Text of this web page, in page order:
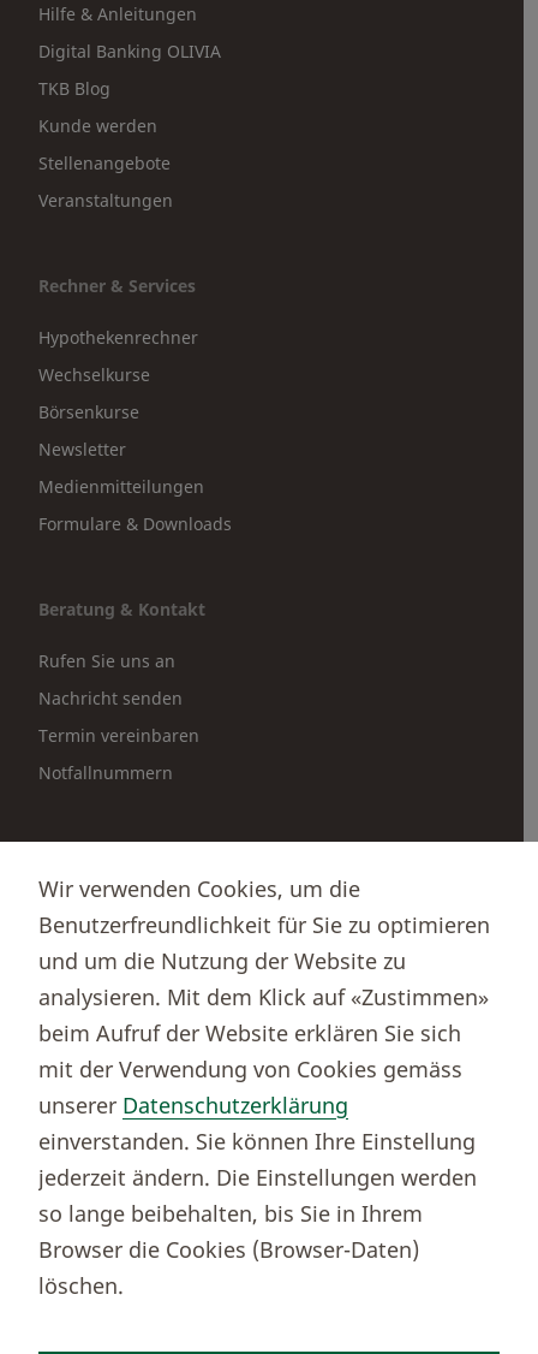
Hilfe & Anleitungen
Digital Banking OLIVIA
TKB Blog
Kunde werden
Stellenangebote
Veranstaltungen
Rechner & Services
Hypothekenrechner
Wechselkurse
Börsenkurse
Newsletter
Medienmitteilungen
Formulare & Downloads
Beratung & Kontakt
Rufen Sie uns an
Nachricht senden
Termin vereinbaren
Notfallnummern
Börsenportal Yourmoney
Thurgauer Kantonalbank
Bankenclearingnr.
784
BIC (SWIFT)
KBTGCH22
Weitere TKB Nummern
Rechtliche Hinweise
Barrierefreiheit
Cookie-Einstellungen
Wir verwenden Cookies, um die
Benutzerfreundlichkeit für Sie zu optimieren
und um die Nutzung der Website zu
analysieren. Mit dem Klick auf «Zustimmen»
beim Aufruf der Website erklären Sie sich
mit der Verwendung von Cookies gemäss
unserer Datenschutzerklärung
einverstanden. Sie können Ihre Einstellung
jederzeit ändern. Die Einstellungen werden
so lange beibehalten, bis Sie in Ihrem
Browser die Cookies (Browser-Daten)
löschen.